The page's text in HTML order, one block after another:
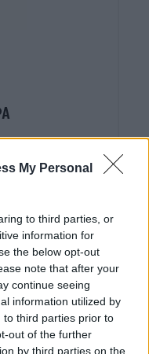
My Personal
to third parties, or
information for
the below opt-out
note that after your
continue seeing
information utilized by
to third parties prior to
out of the further
by third parties on the